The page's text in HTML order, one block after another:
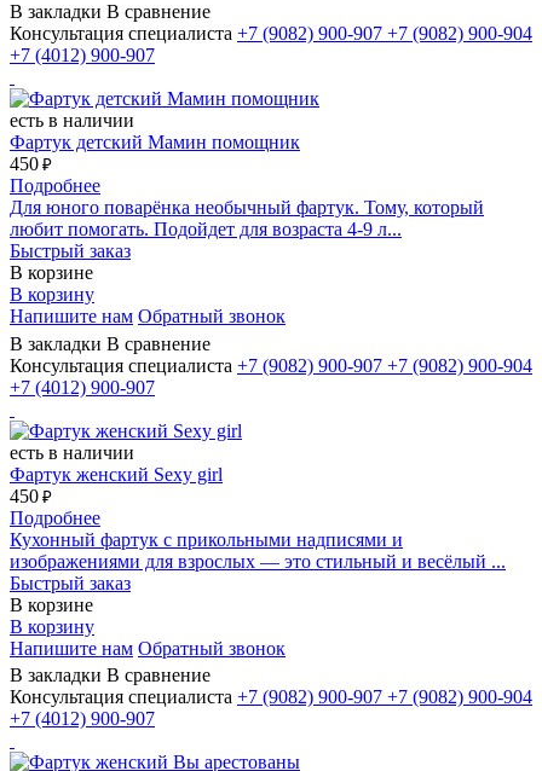
В закладки В сравнение
Консультация специалиста +7 (9082) 900-907 +7 (9082) 900-904
+7 (4012) 900-907
есть в наличии
Фартук детский Мамин помощник
450 ₽
Подробнее
Для юного поварёнка необычный фартук. Тому, который
любит помогать. Подойдет для возраста 4-9 л...
Быстрый заказ
В корзине
В корзину
Напишите нам Обратный звонок
В закладки В сравнение
Консультация специалиста +7 (9082) 900-907 +7 (9082) 900-904
+7 (4012) 900-907
есть в наличии
Фартук женский Sexy girl
450 ₽
Подробнее
Кухонный фартук с прикольными надписями и
изображениями для взрослых — это стильный и весёлый ...
Быстрый заказ
В корзине
В корзину
Напишите нам Обратный звонок
В закладки В сравнение
Консультация специалиста +7 (9082) 900-907 +7 (9082) 900-904
+7 (4012) 900-907